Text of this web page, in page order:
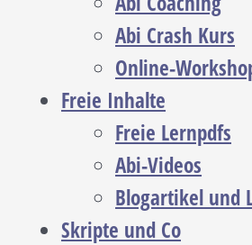
Abi Crash Kurs
Online-
Freie Inhalte
Freie Lernpdfs
Abi-Videos
Blogartikel und
Skripte und Co